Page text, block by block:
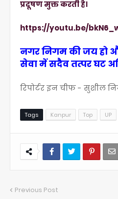
प्रदूषण मुक्त करती है।
https://youtu.be/
नगर निगम की जय हो
सेवा में सदैव तत्पर घट
रिपोर्टर इन चीफ - सुशील
Tags Kanpur Top UP
Previous Post